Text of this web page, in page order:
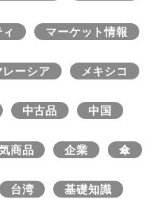
マーケット情報
レーシア メキシコ
中古品 中国
商品 企業 傘
台湾 基礎知識